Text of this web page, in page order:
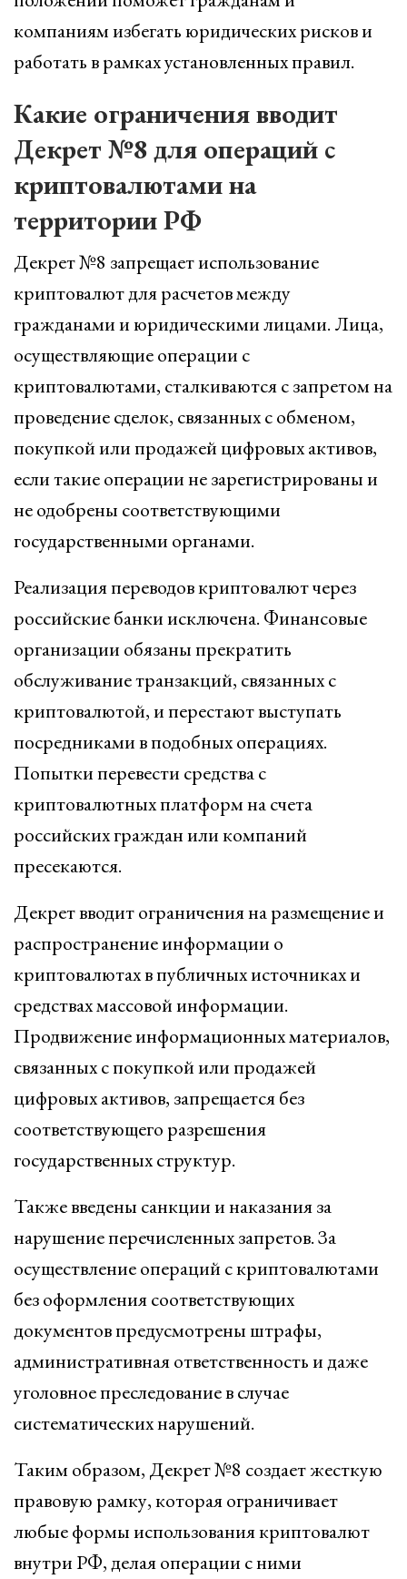
компаниям избегать юридических рисков и
работать в рамках установленных правил.
Какие ограничения вводит
Декрет №8 для операций с
криптовалютами на
территории РФ
Декрет №8 запрещает использование
криптовалют для расчетов между
гражданами и юридическими лицами. Лица,
осуществляющие операции с
криптовалютами, сталкиваются с запретом на
проведение сделок, связанных с обменом,
покупкой или продажей цифровых активов,
если такие операции не зарегистрированы и
не одобрены соответствующими
государственными органами.
Реализация переводов криптовалют через
российские банки исключена. Финансовые
организации обязаны прекратить
обслуживание транзакций, связанных с
криптовалютой, и перестают выступать
посредниками в подобных операциях.
Попытки перевести средства с
криптовалютных платформ на счета
российских граждан или компаний
пресекаются.
Декрет вводит ограничения на размещение и
распространение информации о
криптовалютах в публичных источниках и
средствах массовой информации.
Продвижение информационных материалов,
связанных с покупкой или продажей
цифровых активов, запрещается без
соответствующего разрешения
государственных структур.
Также введены санкции и наказания за
нарушение перечисленных запретов. За
осуществление операций с криптовалютами
без оформления соответствующих
документов предусмотрены штрафы,
административная ответственность и даже
уголовное преследование в случае
систематических нарушений.
Таким образом, Декрет №8 создает жесткую
правовую рамку, которая ограничивает
любые формы использования криптовалют
внутри РФ, делая операции с ними